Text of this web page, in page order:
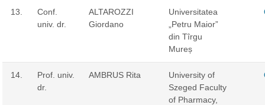
13.
Conf.
univ. dr.
ALTAROZZI
Giordano
Universitatea
„Petru Maior”
din Tîrgu
Mureș
14.
Prof. univ.
dr.
AMBRUS Rita
University of
Szeged Faculty
of Pharmacy,